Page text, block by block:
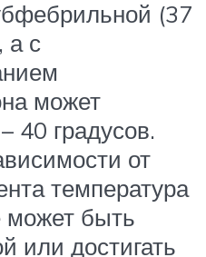
(37
а с
может
40 градусов.
от
температура
может быть
или достигать